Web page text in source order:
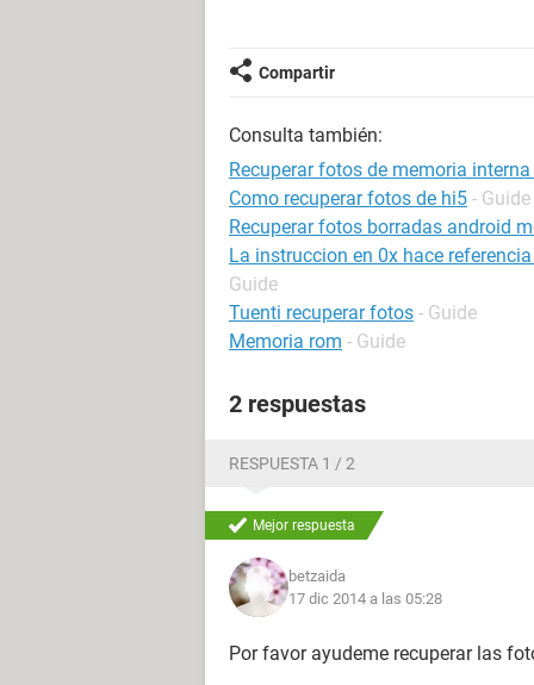
Compartir
Consulta también:
Recuperar fotos de memoria
Como recuperar fotos de hi5 - Guide
Recuperar fotos borradas android
La instruccion en 0x hace
Guide
Tuenti recuperar fotos - Guide
Memoria rom - Guide
2 respuestas
RESPUESTA 1 / 2
Mejor respuesta
betzaida
17 dic 2014 a las 05:28
Por favor ayudeme recuperar las